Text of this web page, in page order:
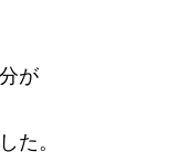
が
た。